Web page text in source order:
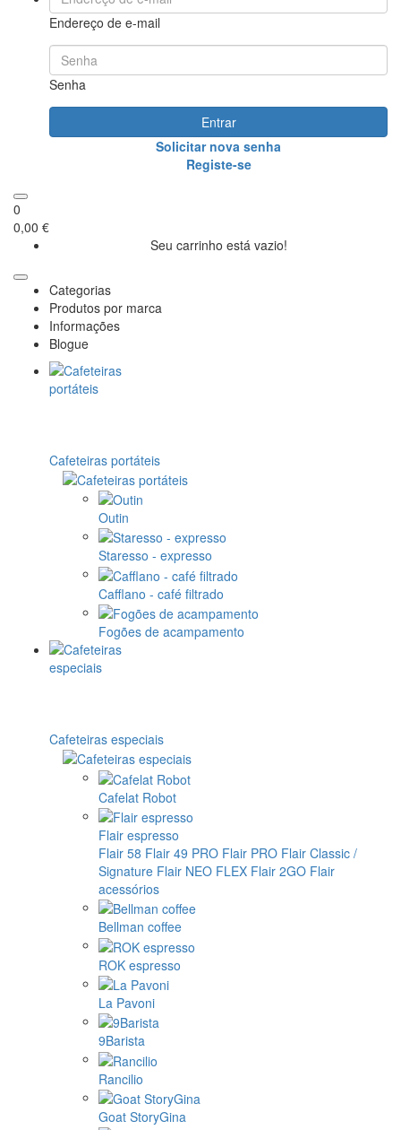
Endereço de e-mail
Senha
Entrar
Solicitar nova senha
Registe-se
0
0,00 €
Seu carrinho está vazio!
Categorias
Produtos por marca
Informações
Blogue
Cafeteiras portáteis
Outin
Staresso - expresso
Cafflano - café filtrado
Fogões de acampamento
Cafeteiras especiais
Cafelat Robot
Flair espresso
Flair 58 Flair 49 PRO Flair PRO Flair Classic /
Signature Flair NEO FLEX Flair 2GO Flair
acessórios
Bellman coffee
ROK espresso
La Pavoni
9Barista
Rancilio
Goat StoryGina